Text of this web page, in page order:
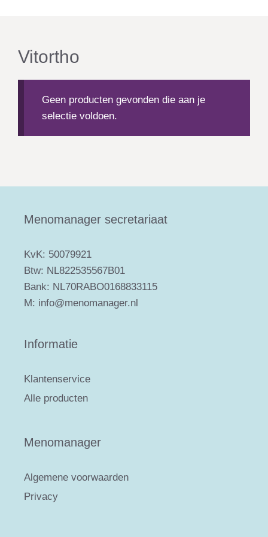
Vitortho
Geen producten gevonden die aan je
selectie voldoen.
Menomanager secretariaat
KvK: 50079921
Btw: NL822535567B01
Bank: NL70RABO0168833115
M: info@menomanager.nl
Informatie
Klantenservice
Alle producten
Menomanager
Algemene voorwaarden
Privacy